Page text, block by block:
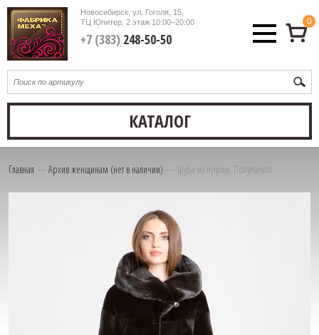
Новосибирск, ул. Гоголя, 15,
ТЦ Юпитер, 2 этаж10:00–20:00
+7 (383)248-50-50
0
КАТАЛОГ
Главная — Архив женщинам (нет в наличии) — Шуба из нутрии. Полупальто